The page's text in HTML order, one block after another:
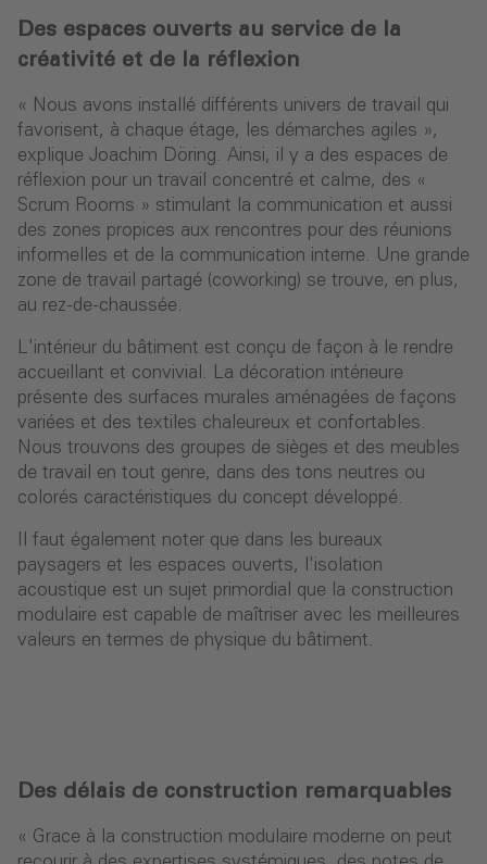
Des espaces ouverts au service de la
créativité et de la réflexion
« Nous avons installé différents univers de travail qui
favorisent, à chaque étage, les démarches agiles »,
explique Joachim Döring. Ainsi, il y a des espaces de
réﬂexion pour un travail concentré et calme, des «
Scrum Rooms » stimulant la communication et aussi
des zones propices aux rencontres pour des réunions
informelles et de la communication interne. Une grande
zone de travail partagé (coworking) se trouve, en plus,
au rez-de-chaussée.
L'intérieur du bâtiment est conçu de façon à le rendre
accueillant et convivial. La décoration intérieure
présente des surfaces murales aménagées de façons
variées et des textiles chaleureux et confortables.
Nous trouvons des groupes de sièges et des meubles
de travail en tout genre, dans des tons neutres ou
colorés caractéristiques du concept développé.
Il faut également noter que dans les bureaux
paysagers et les espaces ouverts, l'isolation
acoustique est un sujet primordial que la construction
modulaire est capable de maîtriser avec les meilleures
valeurs en termes de physique du bâtiment.
Des délais de construction remarquables
« Grace à la construction modulaire moderne on peut